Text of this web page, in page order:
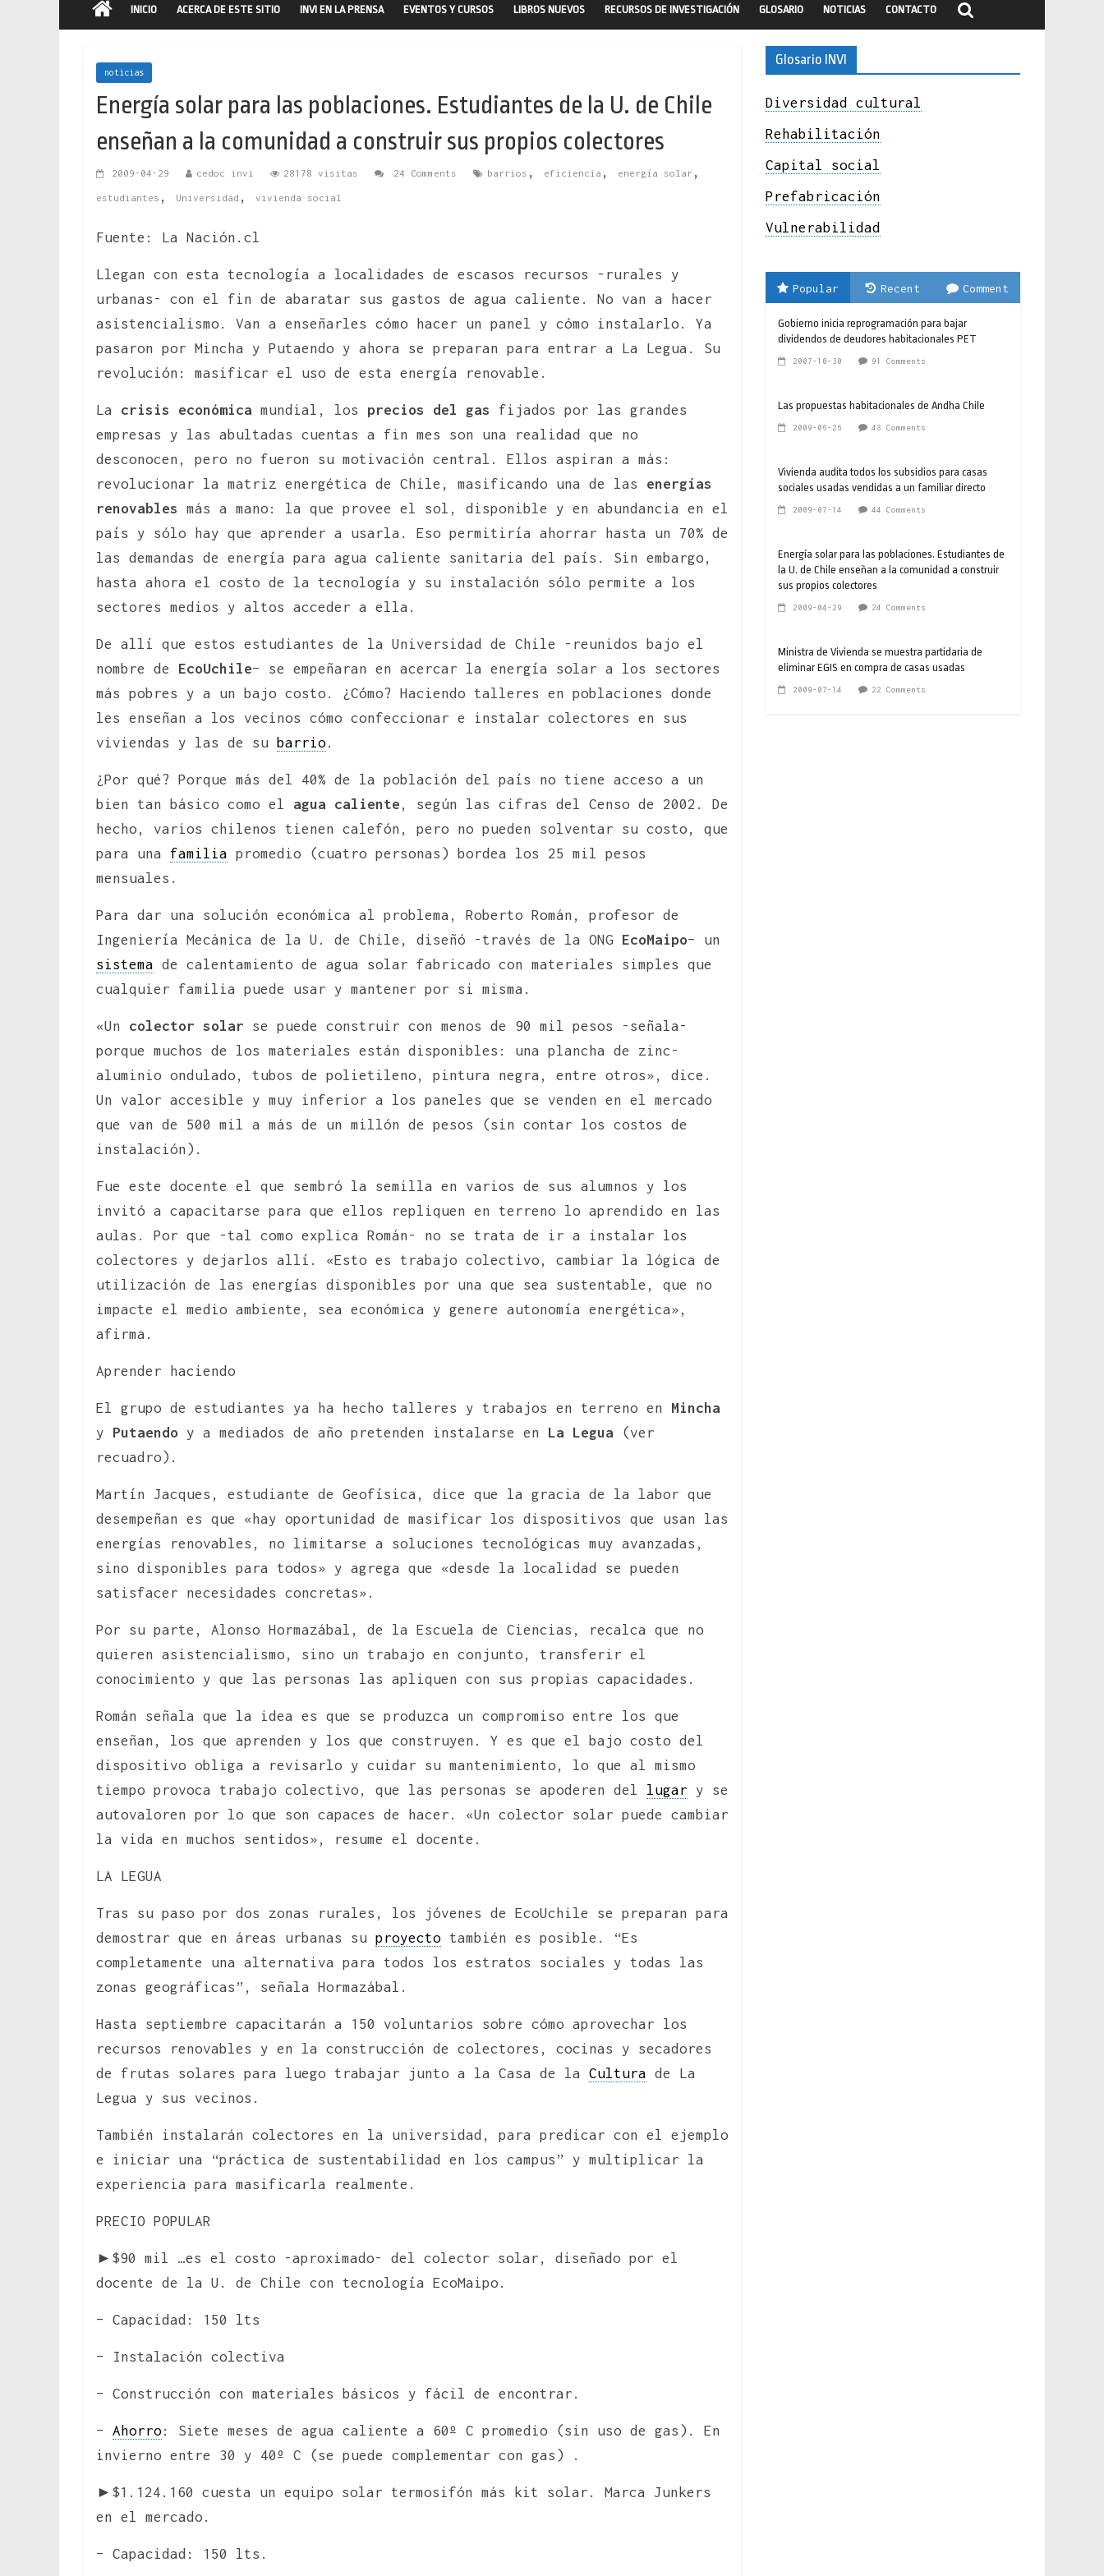
INICIO ACERCA DE ESTE SITIO INVI EN LA PRENSA EVENTOS Y CURSOS LIBROS NUEVOS RECURSOS DE INVESTIGACIÓN GLOSARIO NOTICIAS CONTACTO
noticias
Energía solar para las poblaciones. Estudiantes de la U. de Chile
enseñan a la comunidad a construir sus propios colectores
2009-04-29 cedoc invi 28178 visitas 24 Comments barrios , eficiencia , energía solar ,
estudiantes , Universidad , vivienda social
Fuente: La Nación.cl
Llegan con esta tecnología a localidades de escasos recursos -rurales y
urbanas- con el fin de abaratar sus gastos de agua caliente. No van a hacer
asistencialismo. Van a enseñarles cómo hacer un panel y cómo instalarlo. Ya
pasaron por Mincha y Putaendo y ahora se preparan para entrar a La Legua. Su
revolución: masificar el uso de esta energía renovable.
La crisis económica mundial, los precios del gas fijados por las grandes
empresas y las abultadas cuentas a fin mes son una realidad que no
desconocen, pero no fueron su motivación central. Ellos aspiran a más:
revolucionar la matriz energética de Chile, masificando una de las energías
renovables más a mano: la que provee el sol, disponible y en abundancia en el
país y sólo hay que aprender a usarla. Eso permitiría ahorrar hasta un 70% de
las demandas de energía para agua caliente sanitaria del país. Sin embargo,
hasta ahora el costo de la tecnología y su instalación sólo permite a los
sectores medios y altos acceder a ella.
De allí que estos estudiantes de la Universidad de Chile -reunidos bajo el
nombre de EcoUchile– se empeñaran en acercar la energía solar a los sectores
más pobres y a un bajo costo. ¿Cómo? Haciendo talleres en poblaciones donde
les enseñan a los vecinos cómo confeccionar e instalar colectores en sus
viviendas y las de su barrio.
¿Por qué? Porque más del 40% de la población del país no tiene acceso a un
bien tan básico como el agua caliente , según las cifras del Censo de 2002. De
hecho, varios chilenos tienen calefón, pero no pueden solventar su costo, que
para una familia promedio (cuatro personas) bordea los 25 mil pesos
mensuales.
Para dar una solución económica al problema, Roberto Román, profesor de
Ingeniería Mecánica de la U. de Chile, diseñó -través de la ONG EcoMaipo– un
sistema de calentamiento de agua solar fabricado con materiales simples que
cualquier familia puede usar y mantener por si misma.
«Un colector solar se puede construir con menos de 90 mil pesos -señala-
porque muchos de los materiales están disponibles: una plancha de zinc-
aluminio ondulado, tubos de polietileno, pintura negra, entre otros», dice.
Un valor accesible y muy inferior a los paneles que se venden en el mercado
que van de 500 mil a más de un millón de pesos (sin contar los costos de
instalación).
Fue este docente el que sembró la semilla en varios de sus alumnos y los
invitó a capacitarse para que ellos repliquen en terreno lo aprendido en las
aulas. Por que -tal como explica Román- no se trata de ir a instalar los
colectores y dejarlos allí. «Esto es trabajo colectivo, cambiar la lógica de
utilización de las energías disponibles por una que sea sustentable, que no
impacte el medio ambiente, sea económica y genere autonomía energética»,
afirma.
Aprender haciendo
El grupo de estudiantes ya ha hecho talleres y trabajos en terreno en Mincha
y Putaendo y a mediados de año pretenden instalarse en La Legua (ver
recuadro).
Martín Jacques, estudiante de Geofísica, dice que la gracia de la labor que
desempeñan es que «hay oportunidad de masificar los dispositivos que usan las
energías renovables, no limitarse a soluciones tecnológicas muy avanzadas,
sino disponibles para todos» y agrega que «desde la localidad se pueden
satisfacer necesidades concretas».
Por su parte, Alonso Hormazábal, de la Escuela de Ciencias, recalca que no
quieren asistencialismo, sino un trabajo en conjunto, transferir el
conocimiento y que las personas las apliquen con sus propias capacidades.
Román señala que la idea es que se produzca un compromiso entre los que
enseñan, los que aprenden y los que construyen. Y es que el bajo costo del
dispositivo obliga a revisarlo y cuidar su mantenimiento, lo que al mismo
tiempo provoca trabajo colectivo, que las personas se apoderen del lugar y se
autovaloren por lo que son capaces de hacer. «Un colector solar puede cambiar
la vida en muchos sentidos», resume el docente.
LA LEGUA
Tras su paso por dos zonas rurales, los jóvenes de EcoUchile se preparan para
demostrar que en áreas urbanas su proyecto también es posible. “Es
completamente una alternativa para todos los estratos sociales y todas las
zonas geográficas”, señala Hormazábal.
Hasta septiembre capacitarán a 150 voluntarios sobre cómo aprovechar los
recursos renovables y en la construcción de colectores, cocinas y secadores
de frutas solares para luego trabajar junto a la Casa de la Cultura de La
Legua y sus vecinos.
También instalarán colectores en la universidad, para predicar con el ejemplo
e iniciar una “práctica de sustentabilidad en los campus” y multiplicar la
experiencia para masificarla realmente.
PRECIO POPULAR
►$90 mil …es el costo -aproximado- del colector solar, diseñado por el
docente de la U. de Chile con tecnología EcoMaipo.
– Capacidad: 150 lts
– Instalación colectiva
– Construcción con materiales básicos y fácil de encontrar.
– Ahorro: Siete meses de agua caliente a 60º C promedio (sin uso de gas). En
invierno entre 30 y 40º C (se puede complementar con gas) .
►$1.124.160 cuesta un equipo solar termosifón más kit solar. Marca Junkers
en el mercado.
– Capacidad: 150 lts.
Glosario INVI
Diversidad cultural
Rehabilitación
Capital social
Prefabricación
Vulnerabilidad
Popular Recent Comment
Gobierno inicia reprogramación para bajar
dividendos de deudores habitacionales PET
2007-10-30 91 Comments
Las propuestas habitacionales de Andha Chile
2009-06-26 48 Comments
Vivienda audita todos los subsidios para casas
sociales usadas vendidas a un familiar directo
2009-07-14 44 Comments
Energía solar para las poblaciones. Estudiantes de
la U. de Chile enseñan a la comunidad a construir
sus propios colectores
2009-04-29 24 Comments
Ministra de Vivienda se muestra partidaria de
eliminar EGIS en compra de casas usadas
2009-07-14 22 Comments